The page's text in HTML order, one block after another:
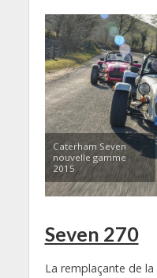
Caterham Seven
nouvelle gamme
2015
Seven 270
La remplaçante de la